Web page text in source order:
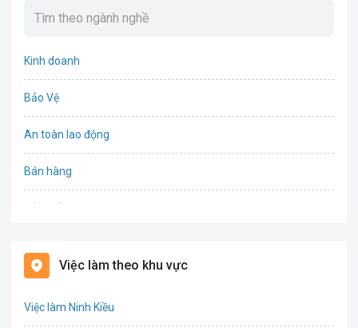
Kinh doanh
Bảo Vệ
An toàn lao động
Bán hàng
Biên phiên dịch
Việc làm theo khu vực
Việc làm Ninh Kiều